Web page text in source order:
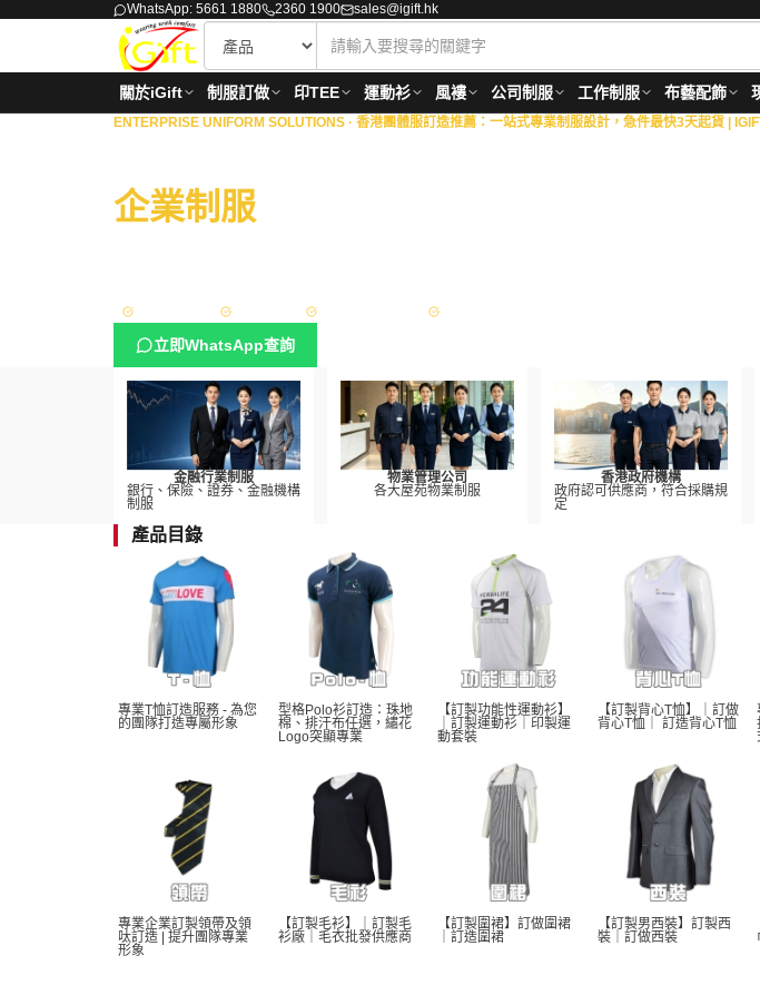
WhatsApp: 5661 1880 2360 1900 sales@igift.hk
關於iGift 制服訂做 印TEE 運動衫 風褸 公司制服 工作制服 布藝配飾
ENTERPRISE UNIFORM SOLUTIONS · 香港團體服訂造推薦：一站式專業制服設計，急件最快3天起貨 |
企業制服
立即WhatsApp查詢
金融行業制服
銀行、保險、證券、金融機構
制服
物業管理公司
各大屋苑物業制服
香港政府機構
政府認可供應商，符合採購規
定
產品目錄
專業T恤訂造服務 - 為您
的團隊打造專屬形象
型格Polo衫訂造：珠地
棉、排汗布任選，繡花
Logo突顯專業
【訂製功能性運動衫】
｜訂製運動衫｜印製運
動套裝
【訂製背心T恤】｜訂做
背心T恤｜ 訂造背心T恤
專業企業訂製領帶及領
呔訂造 | 提升團隊專業
形象
【訂製毛衫】｜訂製毛
衫廠｜毛衣批發供應商
【訂製圍裙】訂做圍裙
｜訂造圍裙
【訂製男西裝】訂製西
裝｜訂做西裝